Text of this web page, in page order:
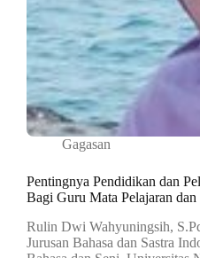
Gagasan
Pentingnya Pendidikan dan
Bagi Guru Mata Pelajaran
Rulin Dwi Wahyuningsih,
Jurusan Bahasa dan Sastra